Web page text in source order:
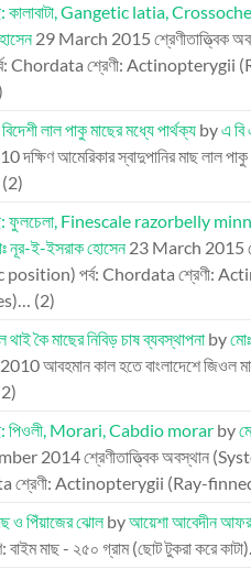
কালাবাটা, Gangetic latia,
29 March 2015
Chordata শ্রেণী: Actinopterygii
লাল পাকু মাছের মধ্যে পার্থক্য byএ বি
দক্ষিণ আমেরিকার স্বাদুপানির মাছ লাল পাকু
(2)
ফুলচেলা, Finescale razorbelly
নূর-ই-ইসরাক হোসেন 23 March 2015
position) পর্ব: Chordata শ্রেণী:
(2)
কৈ মাছের নিবিড় চাষ ব্যবস্থাপনা by
আবহমান কাল হতে বাংলাদেশে জিওল
পিওলী, Morari, Cabdio morar by
2014শ্রেণীতাত্ত্বিক অবস্থান
শ্রেণী: Actinopterygii (Ray-
ও পিঁয়াজের ঝোলbyআয়েশা আবেদীন
মাছ - ২৫০ গ্রাম (ছোট টুকরা করে